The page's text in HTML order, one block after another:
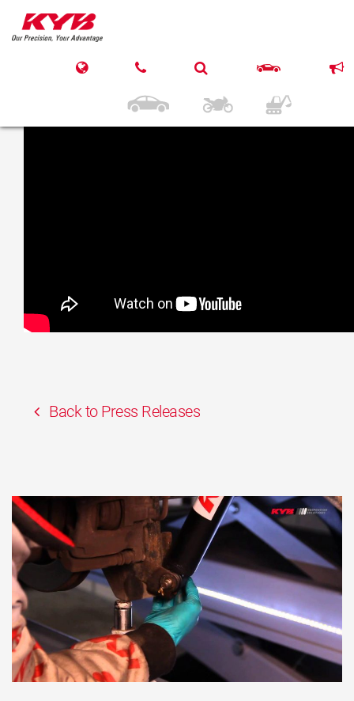
27 martie 2017
KYB JEEP Wrangler III
Back to Press Releases